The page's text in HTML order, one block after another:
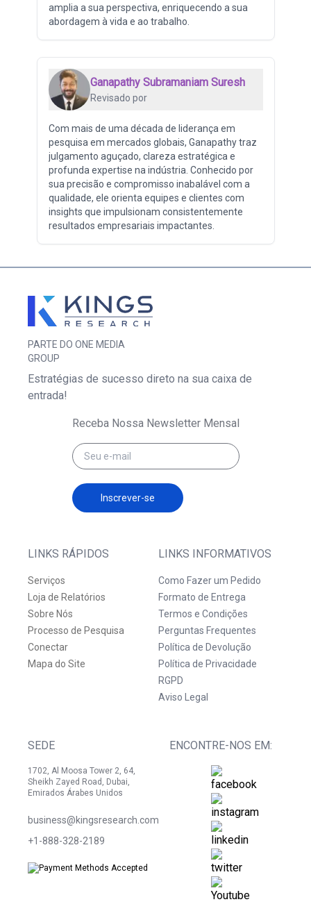
amplia a sua perspectiva, enriquecendo a sua
abordagem à vida e ao trabalho.
Ganapathy Subramaniam Suresh
Revisado por
Com mais de uma década de liderança em
pesquisa em mercados globais, Ganapathy traz
julgamento aguçado, clareza estratégica e
profunda expertise na indústria. Conhecido por
sua precisão e compromisso inabalável com a
qualidade, ele orienta equipes e clientes com
insights que impulsionam consistentemente
resultados empresariais impactantes.
PARTE DO ONE MEDIA
GROUP
LINKS RÁPIDOS
Serviços
Loja de Relatórios
Sobre Nós
Processo de Pesquisa
Conectar
Mapa do Site
LINKS INFORMATIVOS
Como Fazer um Pedido
Formato de Entrega
Termos e Condições
Perguntas Frequentes
Política de Devolução
Política de Privacidade
RGPD
Aviso Legal
SEDE
1702, Al Moosa Tower 2, 64,
Sheikh Zayed Road, Dubai,
Emirados Árabes Unidos
business@kingsresearch.com
+1-888-328-2189
ENCONTRE-NOS EM:
Estratégias de sucesso direto na sua caixa de
entrada!
Receba Nossa Newsletter Mensal
Inscrever-se